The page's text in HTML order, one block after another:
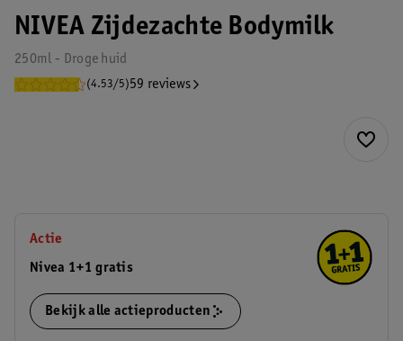
NIVEA Zijdezachte Bodymilk
250ml - Droge huid
(4.53/5)59 reviews
Actie
Nivea 1+1 gratis
Bekijk alle actieproducten